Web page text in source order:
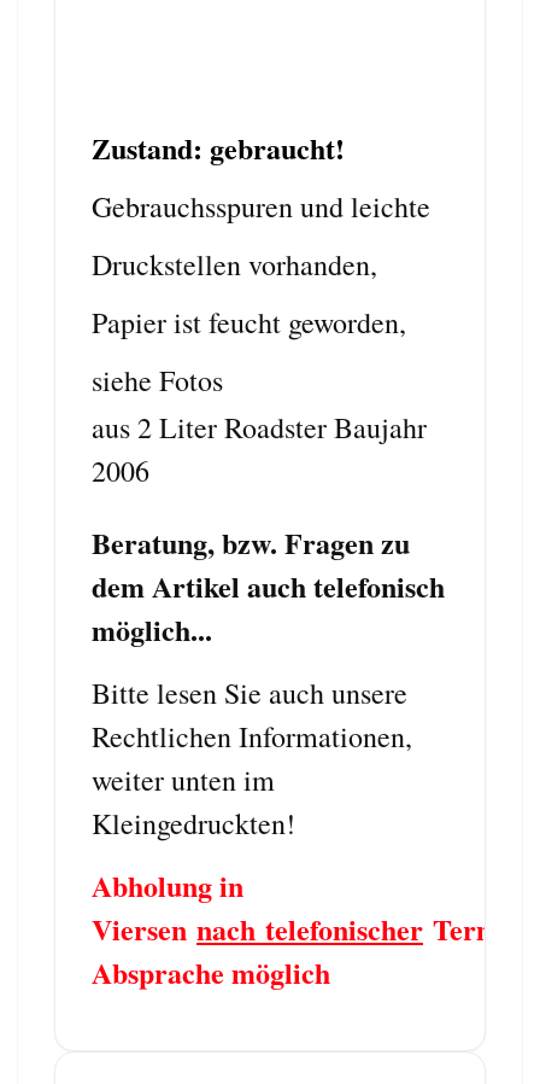
Zustand: gebraucht!
Gebrauchsspuren und leichte
Druckstellen vorhanden,
Papier ist feucht geworden,
siehe Fotos
aus 2 Liter Roadster Baujahr
2006
Beratung, bzw. Fragen zu
dem Artikel auch telefonisch
möglich...
Bitte lesen Sie auch unsere
Rechtlichen Informationen,
weiter unten im
Kleingedruckten!
Abholung in
Viersen nach telefonischer Termin
Absprache möglich